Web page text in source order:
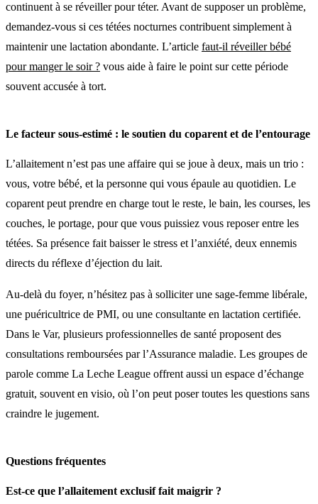
continuent à se réveiller pour téter. Avant de supposer un problème,
demandez-vous si ces tétées nocturnes contribuent simplement à
maintenir une lactation abondante. L’article faut-il réveiller bébé
pour manger le soir ? vous aide à faire le point sur cette période
souvent accusée à tort.
Le facteur sous-estimé : le soutien du coparent et de l’entourage
L’allaitement n’est pas une affaire qui se joue à deux, mais un trio :
vous, votre bébé, et la personne qui vous épaule au quotidien. Le
coparent peut prendre en charge tout le reste, le bain, les courses, les
couches, le portage, pour que vous puissiez vous reposer entre les
tétées. Sa présence fait baisser le stress et l’anxiété, deux ennemis
directs du réflexe d’éjection du lait.
Au-delà du foyer, n’hésitez pas à solliciter une sage-femme libérale,
une puéricultrice de PMI, ou une consultante en lactation certifiée.
Dans le Var, plusieurs professionnelles de santé proposent des
consultations remboursées par l’Assurance maladie. Les groupes de
parole comme La Leche League offrent aussi un espace d’échange
gratuit, souvent en visio, où l’on peut poser toutes les questions sans
craindre le jugement.
Questions fréquentes
Est-ce que l’allaitement exclusif fait maigrir ?